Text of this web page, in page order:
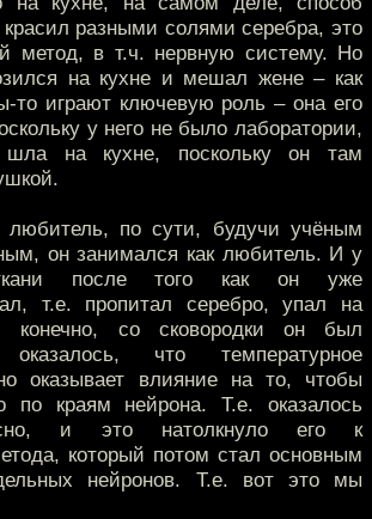
разными солями серебра, это
метод, в т.ч. нервную систему. Но
на кухне и мешал жене – как
то играют ключевую роль – она его
у него не было лаборатории,
на кухне, поскольку он там
любитель, по сути, будучи учёным
он занимался как любитель. И у
после того как он уже
т.е. пропитал серебро, упал на
конечно, со сковородки он был
что температурное
оказывает влияние на то, чтобы
по краям нейрона. Т.е. оказалось
и это натолкнуло его к
который потом стал основным
нейронов. Т.е. вот это мы